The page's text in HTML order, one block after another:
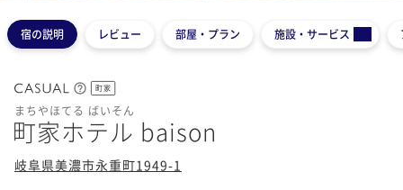
宿の説明 レビュー 部屋・プラン 施設・サービス
町家
まちやほてる ばいそん
町家ホテル baison
岐阜県美濃市永重町1949-1